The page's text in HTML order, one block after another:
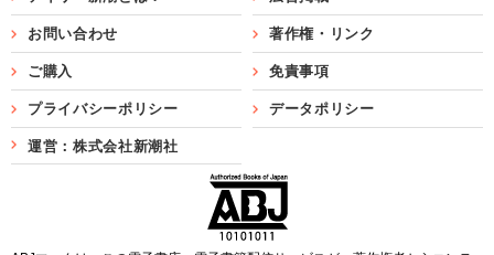
お問い合わせ 著作権・リンク
ご購入 免責事項
プライバシーポリシー データポリシー
運営：株式会社新潮社